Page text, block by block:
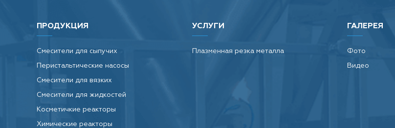
ПРОДУКЦИЯ
Смесители для сыпучих
Перистальтические насосы
Смесители для вязких
Смесители для жидкостей
Косметичкие реакторы
Химические реакторы
УСЛУГИ
Плазменная резка металла
ГАЛЕРЕЯ
Фото
Видео